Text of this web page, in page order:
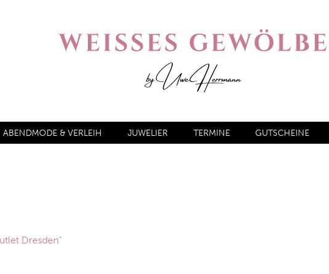
ABENDMODE & VERLEIH JUWELIER TERMINE GUTSCHEINE
Dresden“